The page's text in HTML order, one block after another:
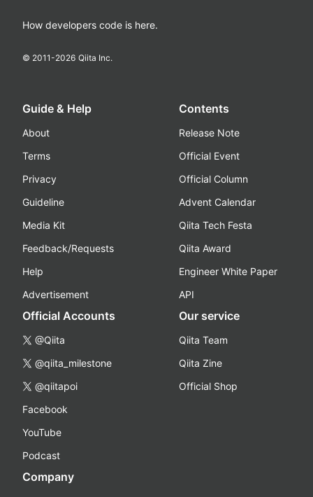
How developers code is here.
© 2011-2026 Qiita Inc.
Guide & Help
About
Terms
Privacy
Guideline
Media Kit
Feedback/Requests
Help
Advertisement
Contents
Release Note
Official Event
Official Column
Advent Calendar
Qiita Tech Festa
Qiita Award
Engineer White Paper
API
Official Accounts
@Qiita
@qiita_milestone
@qiitapoi
Facebook
YouTube
Podcast
Our service
Qiita Team
Qiita Zine
Official Shop
Company